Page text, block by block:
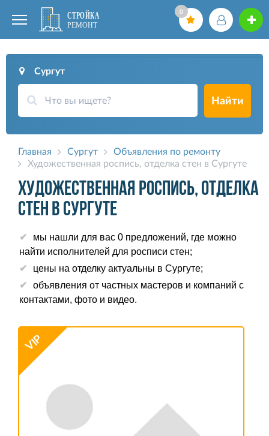
0
Сургут
Найти
Главная Сургут
Объявления по ремонту
Художественная роспись, отделка стен в Сургуте
Художественная роспись, отделка
стен в Сургуте
мы нашли для вас 0 предложений, где можно
найти исполнителей для росписи стен;
цены на отделку актуальны в Сургуте;
объявления от частных мастеров и компаний с
контактами, фото и видео.
VIP